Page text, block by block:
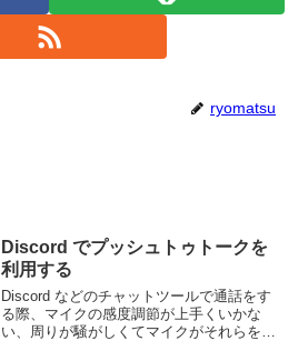
ryomatsu
Discord でプッシュトゥトークを
利用する
Discord などのチャットツールで通話をす
る際、マイクの感度調節が上手くいかな
い、周りが騒がしくてマイクがそれらを拾